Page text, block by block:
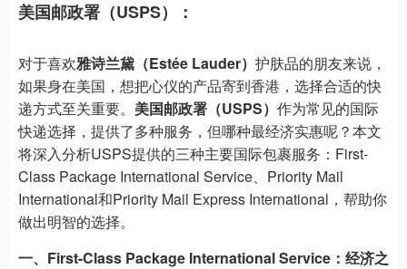
美国邮政署（USPS）：
对于喜欢雅诗兰黛（Estée Lauder） 护肤品的朋友来说，
如果身在美国，想把心仪的产品寄到香港，选择合适的快
递方式至关重要。 美国邮政署（USPS） 作为常见的国际
快递选择，提供了多种服务，但哪种最经济实惠呢？本文
将深入分析USPS提供的三种主要国际包裹服务：First-
Class Package International Service、Priority Mail
International和Priority Mail Express International，帮助你
做出明智的选择。
一、First-Class Package International Service：经济之